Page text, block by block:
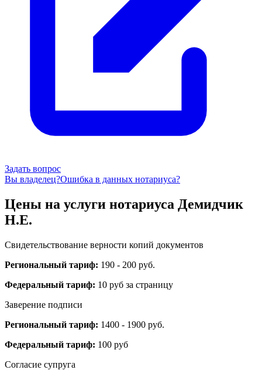
Задать вопрос
Вы владелец?Ошибка в данных нотариуса?
Цены на услуги нотариуса Демидчик
Н.Е.
Свидетельствование верности копий документов
Региональный тариф: 190 - 200 руб.
Федеральный тариф: 10 руб за страницу
Заверение подписи
Региональный тариф: 1400 - 1900 руб.
Федеральный тариф: 100 руб
Согласие супруга